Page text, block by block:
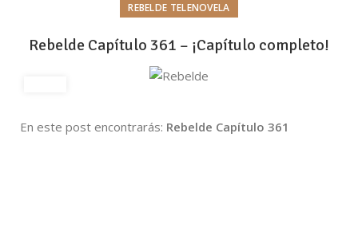
REBELDE TELENOVELA
Rebelde Capítulo 361 – ¡Capítulo completo!
En este post encontrarás: Rebelde Capítulo 361